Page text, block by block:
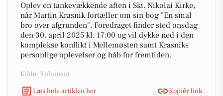
Oplev en tankevækkende aften i Skt. Nikolai Kirke,
når Martin Krasnik fortæller om sin bog "En smal
bro over afgrunden". Foredraget finder sted onsdag
den 30. april 2025 kl. 17:00 og vil dykke ned i den
komplekse konflikt i Mellemøsten samt Krasniks
personlige oplevelser og håb for fremtiden.
Kilde: Kultunaut
Læs hele artiklen her
Kopiér link